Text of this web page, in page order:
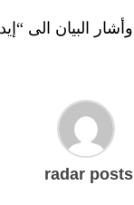
وأشار البيان الى
radar posts